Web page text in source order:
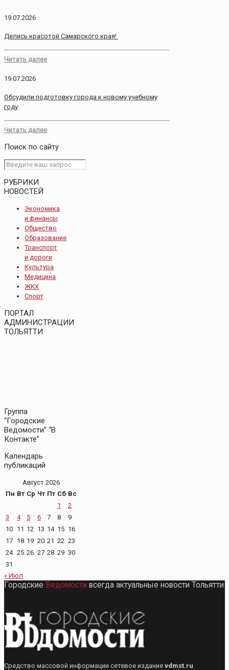
19.07.2026
Делись красотой Самарского края!
Читать далее
19.07.2026
Обсудили подготовку города к новому учебному
году
Читать далее
Поиск по сайту
РУБРИКИ
НОВОСТЕЙ
Экономика
и финансы
Общество
Образование
Транспорт
и дороги
Культура
Медицина
ЖКХ
Спорт
ПОРТАЛ
АДМИНИСТРАЦИИ
ТОЛЬЯТТИ
Группа
“Городские
Ведомости” “В
Контакте”
Календарь
публикаций
Август 2026
Пн Вт Ср Чт Пт Сб Вс
1
2
3
4 5 6 7 8
9
10 11 12 13 14 15 16
17 18 19 20 21 22 23
24 25 26 27 28 29 30
31
« Июл
Городские Ведомости всегда актуальные новости Тольятти
Средство массовой информации сетевое издание vdmst.ru